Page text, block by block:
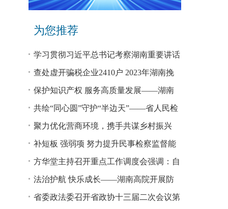
为您推荐
学习贯彻习近平总书记考察湖南重要讲话
和指示精神专题研讨班开班
查处虚开骗税企业2410户 2023年湖南挽
回税款损失48.2亿元
保护知识产权 服务高质量发展——湖南
省公安厅公布打击侵犯知识产权犯罪10起
典型案例
共绘“同心圆”守护“半边天”——省人民检
察院、省妇联共同主办检察开放日活动
聚力优化营商环境，携手共谋乡村振兴
—— 省法院驻大坪村工作队、村“两委”干
部赴企参观学习调研
补短板 强弱项 努力提升民事检察监督能
力
方华堂主持召开重点工作调度会强调：自
我加压 砥砺奋进 推动工作更有成效 更加
出彩
法治护航 快乐成长——湖南高院开展防
欺凌、防性侵公益普法宣讲
省委政法委召开省政协十三届二次会议第